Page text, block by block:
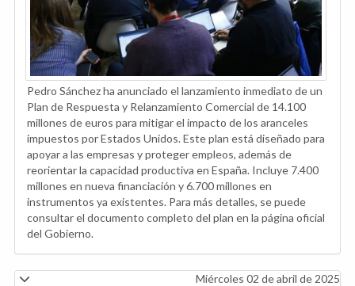
Pedro Sánchez ha anunciado el lanzamiento inmediato de un
Plan de Respuesta y Relanzamiento Comercial de 14.100
millones de euros para mitigar el impacto de los aranceles
impuestos por Estados Unidos. Este plan está diseñado para
apoyar a las empresas y proteger empleos, además de
reorientar la capacidad productiva en España. Incluye 7.400
millones en nueva financiación y 6.700 millones en
instrumentos ya existentes. Para más detalles, se puede
consultar el documento completo del plan en la página oficial
del Gobierno.
Miércoles 02 de abril de 2025